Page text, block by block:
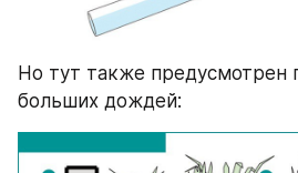
Но тут также предусмотрен
больших дождей: